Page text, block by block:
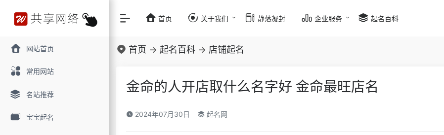
网站首页
常用网站
名站推荐
宝宝起名
首页 关于我们 静落凝封 企业服务 起名百科
首页 -> 起名百科 -> 店铺起名
金命的人开店取什么名字好 金命最旺店名
2024年07月30日 起名网